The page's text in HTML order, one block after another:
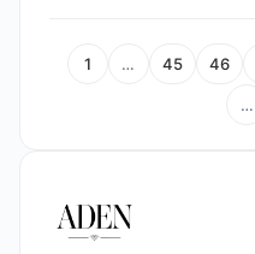
1 … 45 46
…